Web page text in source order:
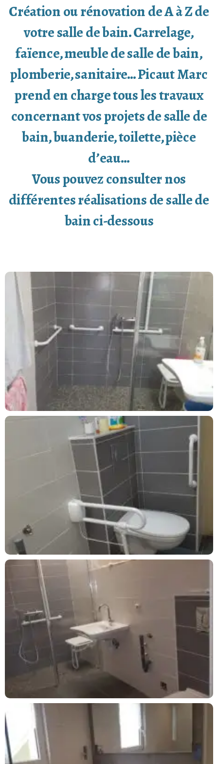
Création ou rénovation de A à Z de
votre salle de bain. Carrelage,
faïence, meuble de salle de bain,
plomberie, sanitaire… Picaut Marc
prend en charge tous les travaux
concernant vos projets de salle de
bain, buanderie, toilette, pièce
d’eau…
Vous pouvez consulter nos
différentes réalisations de salle de
bain ci-dessous